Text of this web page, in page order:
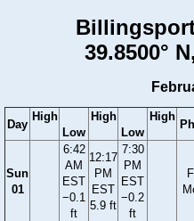
39.8500°
Day
High
Low
High
Low
High
Sun
01
6:42
AM
EST
−0.1
ft
12:17
PM
EST
5.9 ft
7:30
PM
EST
−0.2
ft